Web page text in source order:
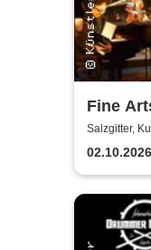
Fine
Stories
Salzgitter,
02.10.2026